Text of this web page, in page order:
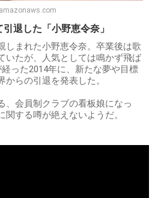
退した「小野恵令奈」
しまれた小野恵令奈。卒業後は歌
いたが、人気としては鳴かず飛ば
った2014年に、新たな夢や目標
らの引退を発表した。
、会員制クラブの看板娘になっ
する噂が絶えないようだ。